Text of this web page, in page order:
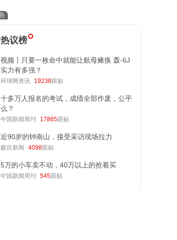
热议榜
视频丨只要一枚命中就能让航母瘫痪 轰-6J
实力有多强？
环球网资讯 19238跟贴
十多万人报名的考试，成绩全部作废，公平
么？
中国新闻周刊 17865跟贴
近90岁的钟南山，接受采访现场拉力
极目新闻 4098跟贴
5万的小车卖不动，40万以上的抢着买
中国新闻周刊 545跟贴